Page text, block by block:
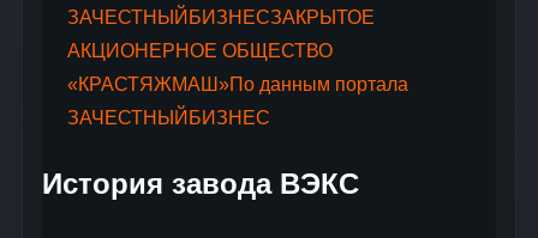
ЗАЧЕСТНЫЙБИЗНЕСЗАКРЫТОЕ
АКЦИОНЕРНОЕ ОБЩЕСТВО
«КРАСТЯЖМАШ»По данным портала
ЗАЧЕСТНЫЙБИЗНЕС
История завода ВЭКС